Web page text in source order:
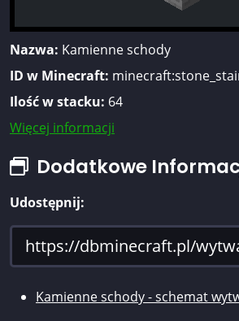
Nazwa: Kamienne schody
ID w Minecraft:
Ilość w stacku: 64
Więcej informacji
Dodatkowe
Udostępnij:
Kamienne schody - schemat